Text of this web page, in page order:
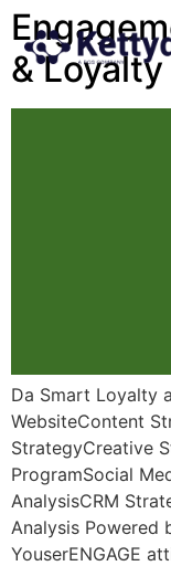
&
Da Smart Loyalty
WebsiteContent
StrategyCreative
ProgramSocial
AnalysisCRM
Analysis Powered
YouserENGAGE